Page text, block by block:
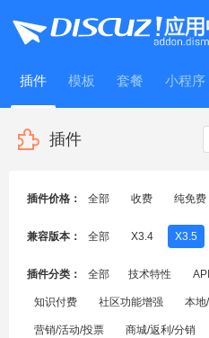
插件 模板 套餐 小程序
WitFrame
插件
插件价格： 全部 收费 纯免费
兼容版本： 全部 X3.4 X3.5
插件分类： 全部 技术特性
知识付费 社区功能增强 本地
营销/活动/投票 商城/返利/分销